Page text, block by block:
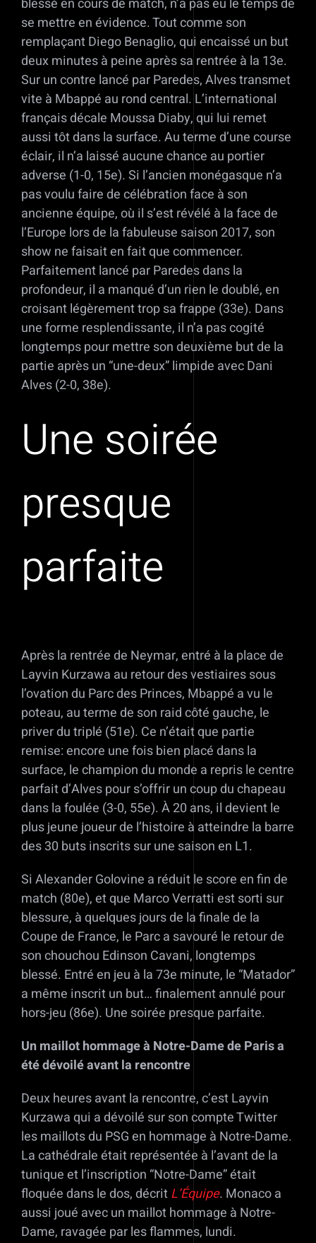
blessé en cours de match, n’a pas eu le temps de
se mettre en évidence. Tout comme son
remplaçant Diego Benaglio, qui encaissé un but
deux minutes à peine après sa rentrée à la 13e.
Sur un contre lancé par Paredes, Alves transmet
vite à Mbappé au rond central. L’international
français décale Moussa Diaby, qui lui remet
aussi tôt dans la surface. Au terme d’une course
éclair, il n’a laissé aucune chance au portier
adverse (1-0, 15e). Si l’ancien monégasque n’a
pas voulu faire de célébration face à son
ancienne équipe, où il s’est révélé à la face de
l’Europe lors de la fabuleuse saison 2017, son
show ne faisait en fait que commencer.
Parfaitement lancé par Paredes dans la
profondeur, il a manqué d’un rien le doublé, en
croisant légèrement trop sa frappe (33e). Dans
une forme resplendissante, il n’a pas cogité
longtemps pour mettre son deuxième but de la
partie après un “une-deux” limpide avec Dani
Alves (2-0, 38e).
Une soirée
presque
parfaite
Après la rentrée de Neymar, entré à la place de
Layvin Kurzawa au retour des vestiaires sous
l’ovation du Parc des Princes, Mbappé a vu le
poteau, au terme de son raid côté gauche, le
priver du triplé (51e). Ce n’était que partie
remise: encore une fois bien placé dans la
surface, le champion du monde a repris le centre
parfait d’Alves pour s’offrir un coup du chapeau
dans la foulée (3-0, 55e). À 20 ans, il devient le
plus jeune joueur de l’histoire à atteindre la barre
des 30 buts inscrits sur une saison en L1.
Si Alexander Golovine a réduit le score en fin de
match (80e), et que Marco Verratti est sorti sur
blessure, à quelques jours de la finale de la
Coupe de France, le Parc a savouré le retour de
son chouchou Edinson Cavani, longtemps
blessé. Entré en jeu à la 73e minute, le “Matador”
a même inscrit un but… finalement annulé pour
hors-jeu (86e). Une soirée presque parfaite.
Un maillot hommage à Notre-Dame de Paris a
été dévoilé avant la rencontre
Deux heures avant la rencontre, c’est Layvin
Kurzawa qui a dévoilé sur son compte Twitter
les maillots du PSG en hommage à Notre-Dame.
La cathédrale était représentée à l’avant de la
tunique et l’inscription “Notre-Dame” était
floquée dans le dos, décritL’Équipe. Monaco a
aussi joué avec un maillot hommage à Notre-
Dame, ravagée par les flammes, lundi.